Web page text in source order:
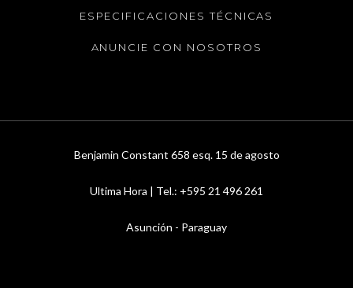
ESPECIFICACIONES TÉCNICAS
ANUNCIE CON NOSOTROS
Benjamin Constant 658 esq. 15 de agosto
Ultima Hora | Tel.: +595 21 496 261
Asunción - Paraguay